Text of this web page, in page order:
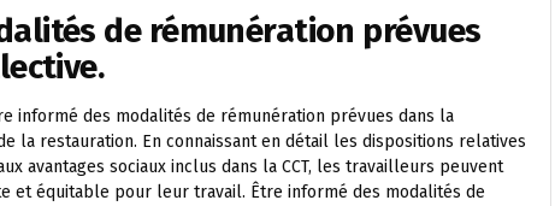
de rémunération prévues
informé des modalités de rémunération prévues dans la
la restauration. En connaissant en détail les dispositions relatives
avantages sociaux inclus dans la CCT, les travailleurs peuvent
et équitable pour leur travail. Être informé des modalités de